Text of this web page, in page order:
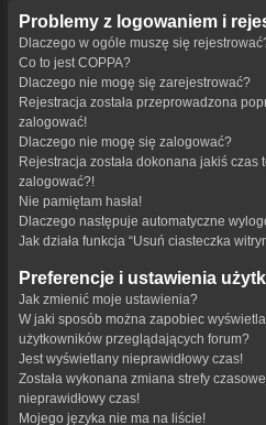
Problemy z logowaniem i
Dlaczego w ogóle muszę się
Co to jest COPPA?
Dlaczego nie mogę się zarejestrować?
Rejestracja została przeprowadzona
zalogować!
Dlaczego nie mogę się zalogować?
Rejestracja została dokonana jakiś czas
zalogować?!
Nie pamiętam hasła!
Dlaczego następuje automatyczne
Jak działa funkcja “Usuń ciasteczka
Preferencje i ustawienia
Jak zmienić moje ustawienia?
W jaki sposób można zapobiec
użytkowników przeglądających forum?
Jest wyświetlany nieprawidłowy czas!
Została wykonana zmiana strefy
nieprawidłowy czas!
Mojego języka nie ma na liście!